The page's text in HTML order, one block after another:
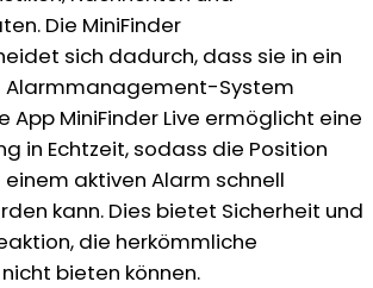
Die MiniFinder
sich dadurch, dass sie in ein
Alarmmanagement-System
App MiniFinder Live ermöglicht eine
in Echtzeit, sodass die Position
einem aktiven Alarm schnell
kann. Dies bietet Sicherheit und
die herkömmliche
bieten können.